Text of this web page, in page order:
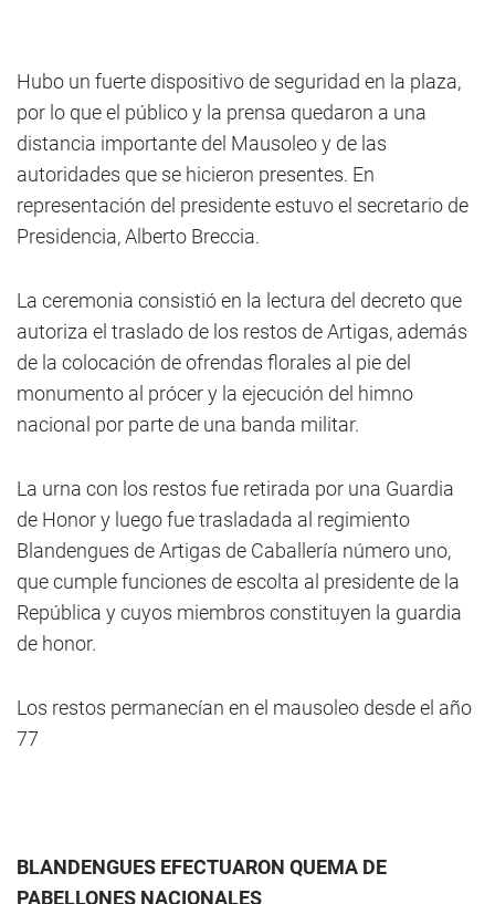
Hubo un fuerte dispositivo de seguridad en la plaza,
por lo que el público y la prensa quedaron a una
distancia importante del Mausoleo y de las
autoridades que se hicieron presentes. En
representación del presidente estuvo el secretario de
Presidencia, Alberto Breccia.
La ceremonia consistió en la lectura del decreto que
autoriza el traslado de los restos de Artigas, además
de la colocación de ofrendas florales al pie del
monumento al prócer y la ejecución del himno
nacional por parte de una banda militar.
La urna con los restos fue retirada por una Guardia
de Honor y luego fue trasladada al regimiento
Blandengues de Artigas de Caballería número uno,
que cumple funciones de escolta al presidente de la
República y cuyos miembros constituyen la guardia
de honor.
Los restos permanecían en el mausoleo desde el año
77
BLANDENGUES EFECTUARON QUEMA DE
PABELLONES NACIONALES